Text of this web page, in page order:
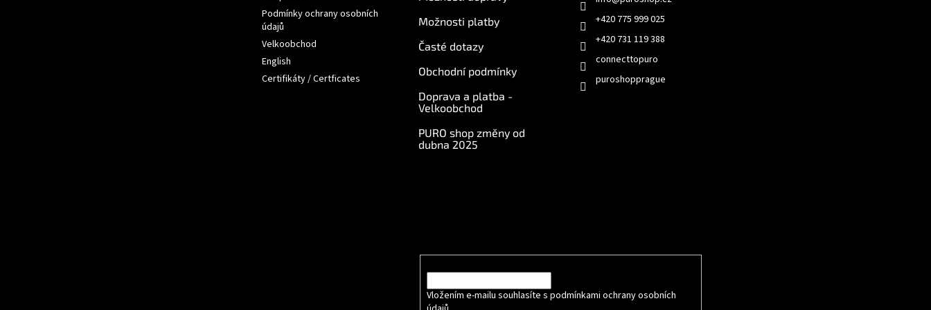
Podmínky ochrany osobních
údajů
Velkoobchod
English
Certifikáty / Certficates
Možnosti platby
Časté dotazy
Obchodní podmínky
Doprava a platba -
Velkoobchod
PURO shop změny od
dubna 2025
+420 775 999 025
+420 731 119 388
connecttopuro
puroshopprague
Vložením e-mailu souhlasíte s podmínkami ochrany osobních